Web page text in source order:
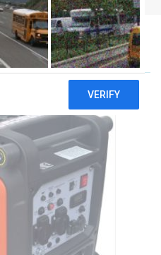
Forte FG6500iE